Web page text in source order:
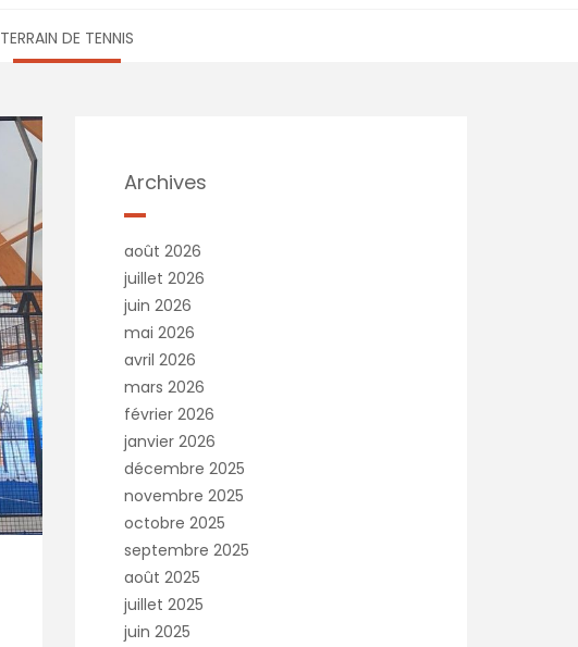
TERRAIN DE TENNIS
Archives
août 2026
juillet 2026
juin 2026
mai 2026
avril 2026
mars 2026
février 2026
janvier 2026
décembre 2025
novembre 2025
octobre 2025
septembre 2025
août 2025
juillet 2025
juin 2025